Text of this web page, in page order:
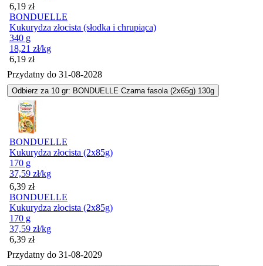
Cena
6,19 zł
BONDUELLE
Kukurydza złocista (słodka i chrupiąca)
340 g
18,21 zł/kg
Cena
6,19 zł
Przydatny do 31-08-2028
Odbierz za 10 gr: BONDUELLE Czarna fasola (2x65g) 130g
BONDUELLE
Kukurydza złocista (2x85g)
170 g
37,59 zł/kg
Cena
6,39 zł
BONDUELLE
Kukurydza złocista (2x85g)
170 g
37,59 zł/kg
Cena
6,39 zł
Przydatny do 31-08-2029